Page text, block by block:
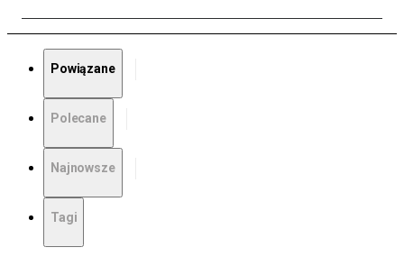
Powiązane
Polecane
Najnowsze
Tagi